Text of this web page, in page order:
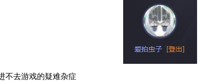
去游戏的疑难杂症